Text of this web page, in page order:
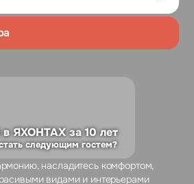
в ЯХОНТАХ за 10 лет
следующим гостем?
насладитесь комфортом,
видами и интерьерами